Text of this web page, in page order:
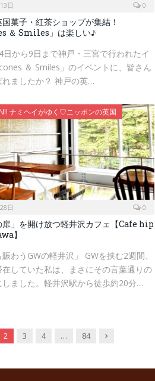
日 0
菓子・紅茶ショップが集結！
＆ Smiles」は楽しい♪
日から9日まで神戸・三宮で行われたイ
＆ Smiles」のイベントに、皆さん
れましたか？ 神戸の英…
ナミヘイがゆく♡ニッポンの英国
日 0
扉」を開け放つ軽井沢カフェ【Cafe hip
】
賑わうGWの軽井沢」 GWを挟む2週間、
していた私は、まさにその言葉通りの
しました。軽井沢駅から徒歩約20分…
2 3 4 … 84 Next